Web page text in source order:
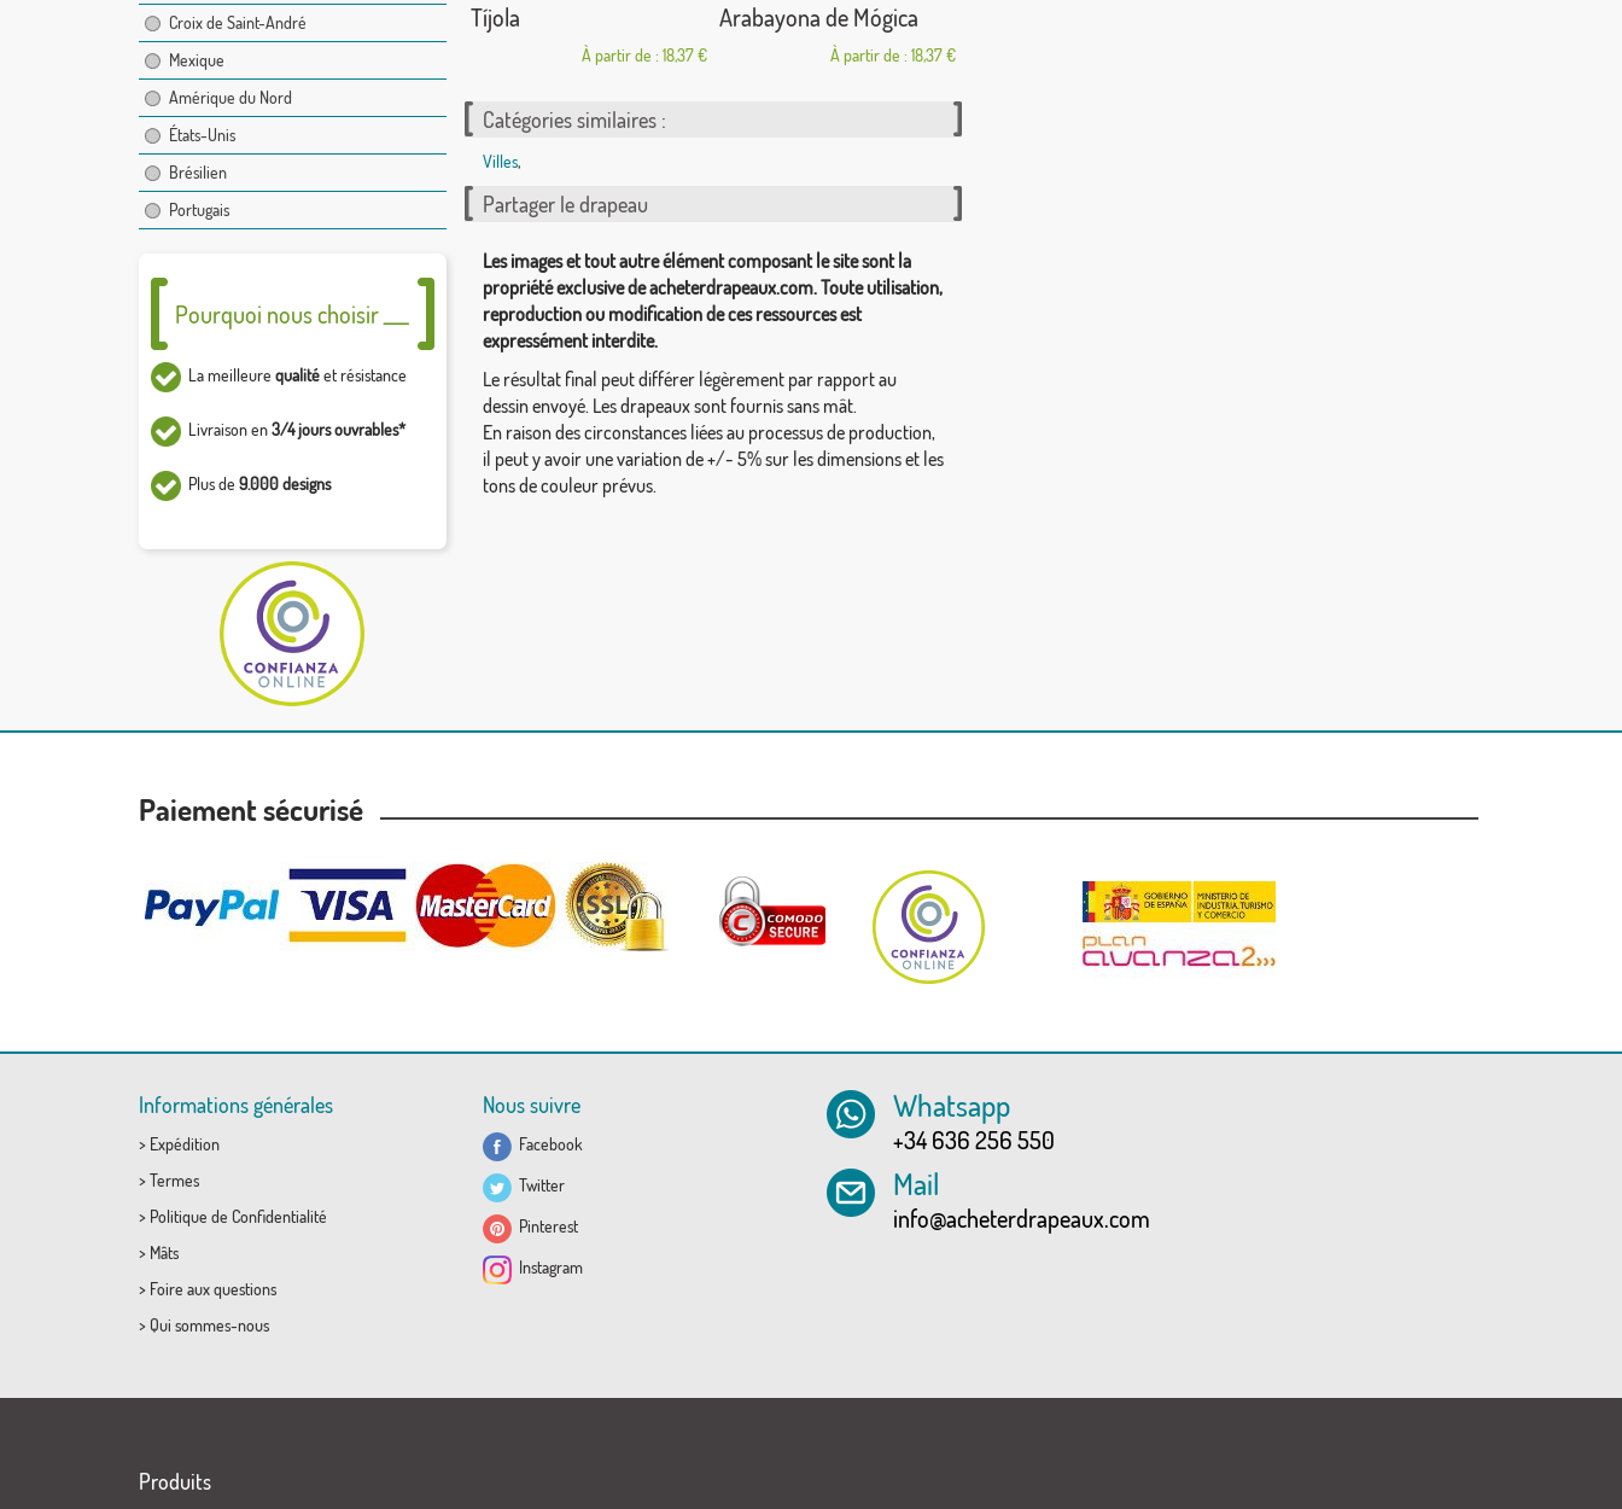
Croix de Saint-André
Mexique
Amérique du Nord
États-Unis
Brésilien
Portugais
Pourquoi nous choisir ___
La meilleure qualitéet résistance
Livraison en3/4 jours ouvrables*
Plus de 9.000 designs
Tíjola
À partir de : 18,37 €
Arabayona de Mógica
À partir de : 18,37 €
Catégories similaires :
Villes,
Partager le drapeau
Les images et tout autre élément composant le site sont la
propriété exclusive de acheterdrapeaux.com. Toute utilisation,
reproduction ou modification de ces ressources est
expressément interdite.
Le résultat final peut différer légèrement par rapport au
dessin envoyé. Les drapeaux sont fournis sans mât.
En raison des circonstances liées au processus de production,
il peut y avoir une variation de +/- 5% sur les dimensions et les
tons de couleur prévus.
Paiement sécurisé
Informations générales
> Expédition
> Termes
> Politique de Confidentialité
> Mâts
> Foire aux questions
> Qui sommes-nous
Nous suivre
Facebook
Twitter
Pinterest
Instagram
Whatsapp
+34 636 256 550
Mail
info@acheterdrapeaux.com
Produits